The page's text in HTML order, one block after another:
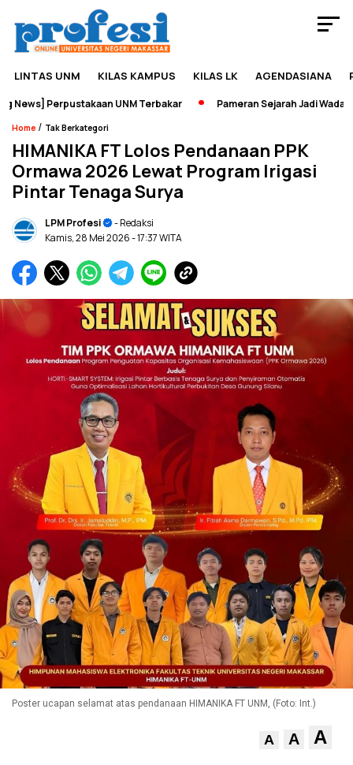
LINTAS UNM KILAS KAMPUS KILAS LK AGENDASIANA
Perpustakaan UNM Terbakar Pameran Sejarah Jadi Wadah
Home / Tak Berkategori
HIMANIKA FT Lolos Pendanaan PPK
Ormawa 2026 Lewat Program Irigasi
Pintar Tenaga Surya
LPM Profesi
- Redaksi
Kamis, 28 Mei 2026- 17:37 WITA
Poster ucapan selamat atas pendanaan HIMANIKA FT UNM, (Foto: Int.)
A A A